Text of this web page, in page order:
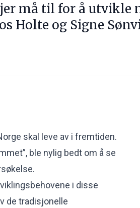
må til for å
Holte og Signe
skal leve av i fremtiden.
ble nylig bedt om å se
i disse
de tradisjonelle